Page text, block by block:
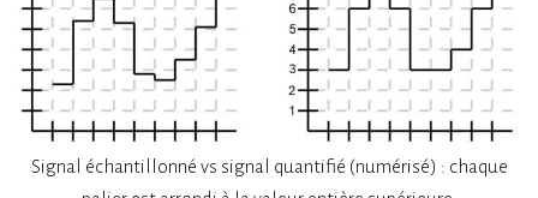
Signal échantillonné vs signal quantifié (numérisé) : chaque